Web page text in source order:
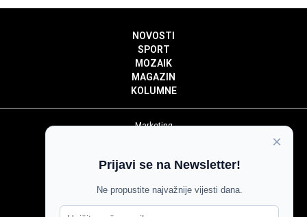
NOVOSTI
SPORT
MOZAIK
MAGAZIN
KOLUMNE
Marketing
Impressum
Pravila komentiranja
Agroglas
×
Prijavi se na Newsletter!
Ne propustite najvažnije vijesti dana.